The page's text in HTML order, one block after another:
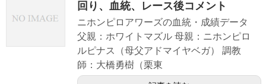
回り、血統、レース後コメント
ニホンピロアワーズの血統・成績データ
父親：ホワイトマズル 母親：ニホンピロ
ルピナス（母父アドマイヤベガ） 調教
師：大橋勇樹（栗東